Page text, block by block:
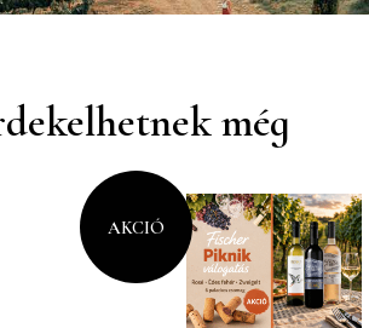
még
AKCIÓ